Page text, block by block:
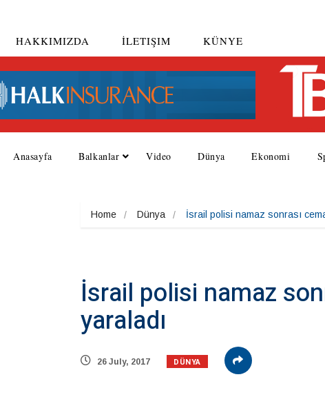
HAKKIMIZDA İLETIŞIM KÜNYE
Anasayfa Balkanlar Video Dünya Ekonomi
Home Dünya İsrail polisi namaz sonrası
İsrail polisi namaz
yaraladı
26 July, 2017 DÜNYA